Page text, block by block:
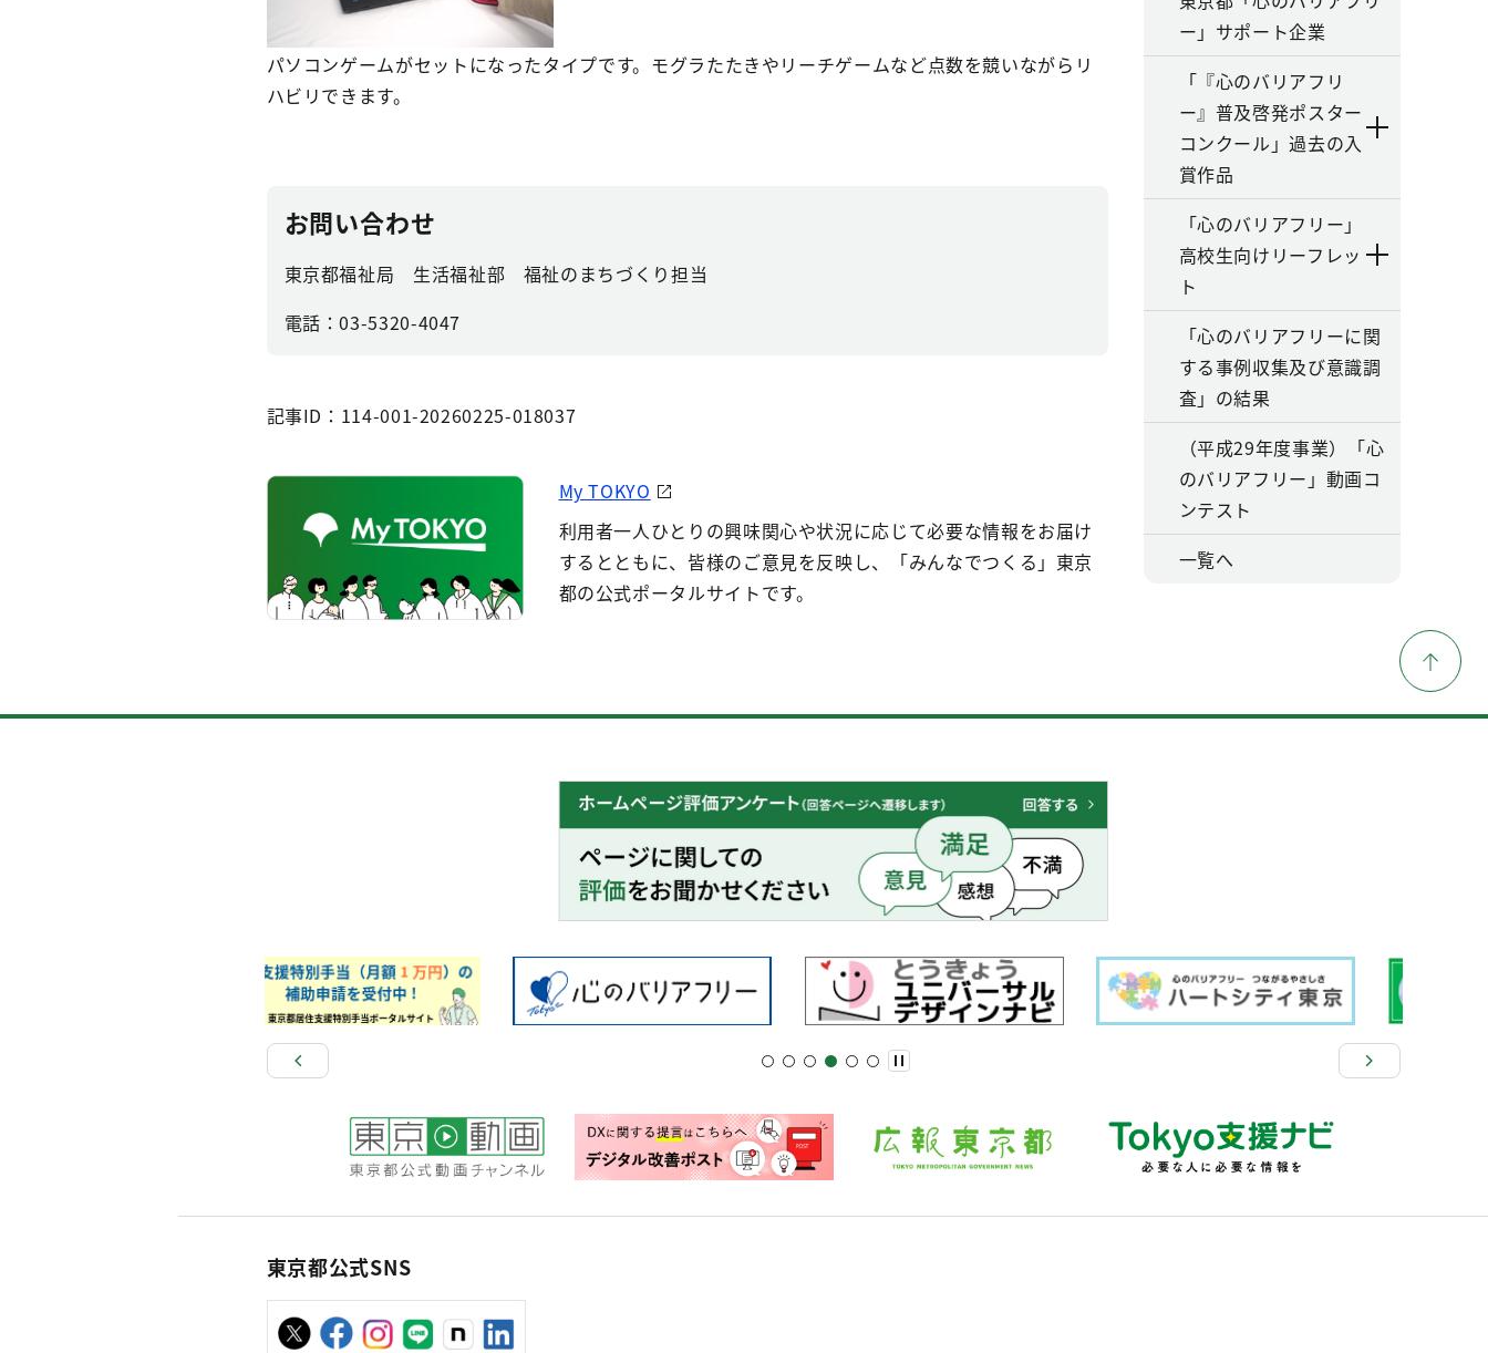
パソコンゲームがセットになったタイプです。モグラたたきやリーチゲームなど点数を競いながらリ
ハビリできます。
お問い合わせ
東京都福祉局 生活福祉部 福祉のまちづくり担当
電話：03-5320-4047
記事ID：114-001-20260225-018037
My TOKYO
利用者一人ひとりの興味関心や状況に応じて必要な情報をお届け
するとともに、皆様のご意見を反映し、「みんなでつくる」東京
都の公式ポータルサイトです。
ー」サポート企業
「『心のバリアフリ
ー』普及啓発ポスター
コンクール」過去の入
賞作品
「心のバリアフリー」
高校生向けリーフレッ
ト
「心のバリアフリーに関
する事例収集及び意識調
査」の結果
（平成29年度事業）「心
のバリアフリー」動画コ
ンテスト
一覧へ
東京都公式SNS